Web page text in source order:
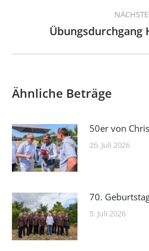
Übungsdurchgang
Ähnliche Beträge
50er von
26. Juli 2026
70.
5. Juli 2026